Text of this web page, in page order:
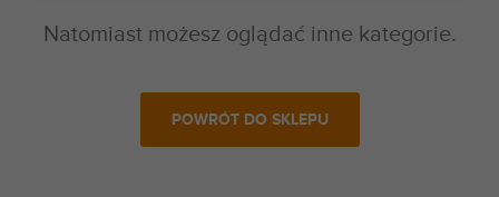
Natomiast możesz oglądać inne kategorie.
POWRÓT DO SKLEPU